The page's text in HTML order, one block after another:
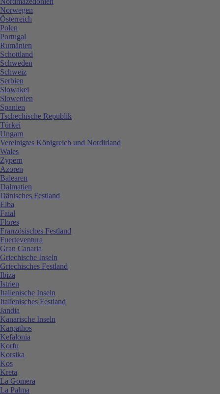
Norwegen
Österreich
Polen
Portugal
Rumänien
Schottland
Schweden
Schweiz
Serbien
Slowakei
Slowenien
Spanien
Tschechische Republik
Türkei
Ungarn
Vereinigtes Königreich und Nordirland
Wales
Zypern
Azoren
Balearen
Dalmatien
Dänisches Festland
Elba
Faial
Flores
Französisches Festland
Fuerteventura
Gran Canaria
Griechische Inseln
Griechisches Festland
Ibiza
Istrien
Italienische Inseln
Italienisches Festland
Jandia
Kanarische Inseln
Karpathos
Kefalonia
Korfu
Korsika
Kos
Kreta
La Gomera
La Palma